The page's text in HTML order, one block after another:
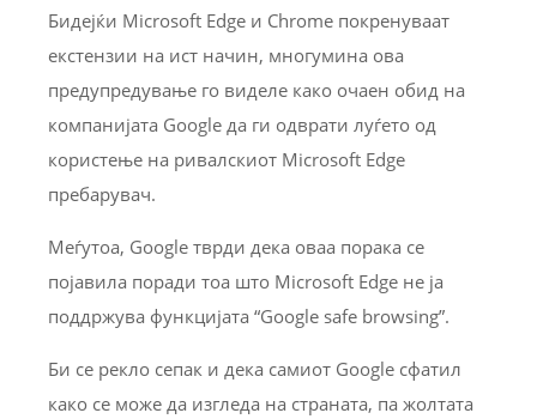
Бидејќи Microsoft Edge и Chrome покренуваат
екстензии на ист начин, многумина ова
предупредување го виделе како очаен обид на
компанијата Google да ги одврати луѓето од
користење на ривалскиот Microsoft Edge
пребарувач.
Меѓутоа, Google тврди дека оваа порака се
појавила поради тоа што Microsoft Edge не ја
поддржува функцијата “Google safe browsing”.
Би се рекло сепак и дека самиот Google сфатил
како се може да изгледа на страната, па жолтата